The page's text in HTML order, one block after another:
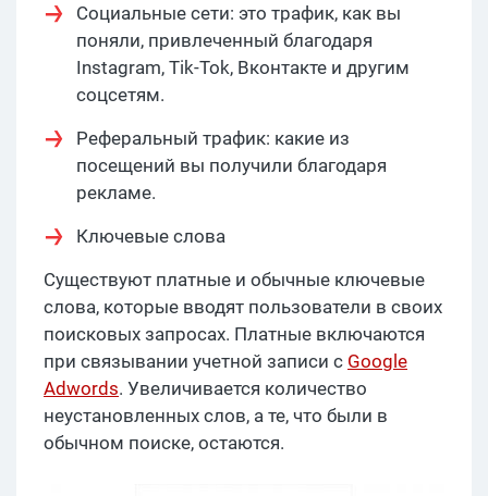
Социальные сети: это трафик, как вы
поняли, привлеченный благодаря
Instagram, Tik-Tok, Вконтакте и другим
соцсетям.
Реферальный трафик: какие из
посещений вы получили благодаря
рекламе.
Ключевые слова
Существуют платные и обычные ключевые
слова, которые вводят пользователи в своих
поисковых запросах. Платные включаются
при связывании учетной записи с Google
Adwords. Увеличивается количество
неустановленных слов, а те, что были в
обычном поиске, остаются.